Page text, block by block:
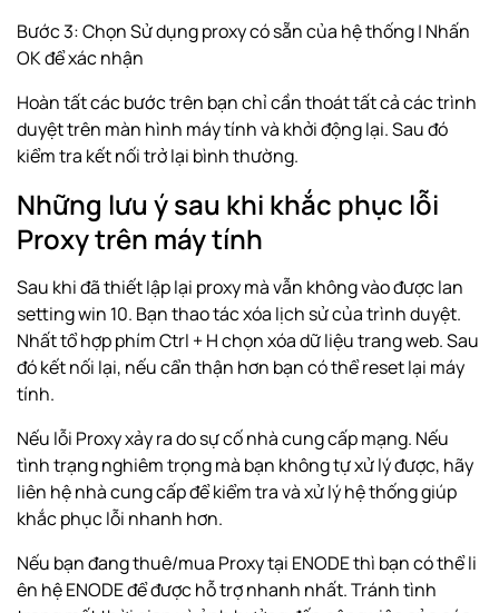
Bước 3: Chọn Sử dụng proxy có sẵn của hệ thống | Nhấn
OK để xác nhận
Hoàn tất các bước trên bạn chỉ cần thoát tất cả các trình
duyệt trên màn hình máy tính và khởi động lại. Sau đó
kiểm tra kết nối trở lại bình thường.
Những lưu ý sau khi khắc phục lỗi
Proxy trên máy tính
Sau khi đã thiết lập lại proxy mà vẫn không vào được lan
setting win 10. Bạn thao tác xóa lịch sử của trình duyệt.
Nhất tổ hợp phím Ctrl + H chọn xóa dữ liệu trang web. Sau
đó kết nối lại, nếu cẩn thận hơn bạn có thể reset lại máy
tính.
Nếu lỗi Proxy xảy ra do sự cố nhà cung cấp mạng. Nếu
tình trạng nghiêm trọng mà bạn không tự xử lý được, hãy
liên hệ nhà cung cấp để kiểm tra và xử lý hệ thống giúp
khắc phục lỗi nhanh hơn.
Nếu bạn đang thuê/mua Proxytại ENODE thì bạn có thểli
ên hệ ENODEđể được hỗ trợ nhanh nhất. Tránh tình